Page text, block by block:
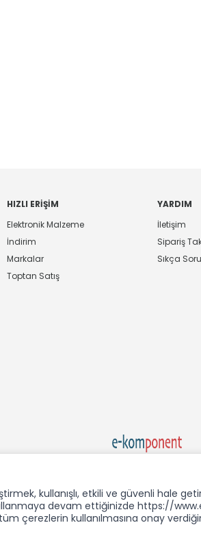
HIZLI ERIŞIM
Elektronik Malzeme
İndirim
Markalar
Toptan Satış
YARDIM
İletişim
Sipariş
Sıkça
kullanışlı, etkili ve güvenli hale
devam ettiğinizde https://
çerezlerin kullanılmasına onay